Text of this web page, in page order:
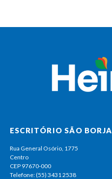
ESCRITÓRIO SÃO BORJA
Rua General Osório, 1775
Centro
CEP 97670-000
Telefone: (55) 3431 2538